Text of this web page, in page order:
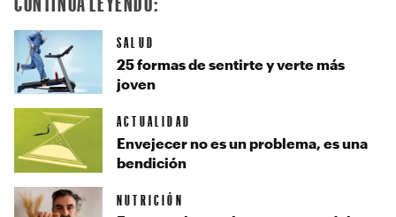
SALUD
25 formas de sentirte y verte más
joven
ACTUALIDAD
Envejecer no es un problema, es una
bendición
NUTRICIÓN